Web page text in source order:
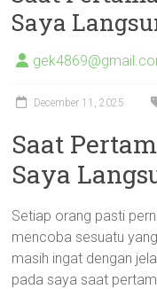
Saya
December 11, 2025
Saat
Saya
Setiap orang pasti
mencoba sesuatu
masih ingat dengan
pada saya saat